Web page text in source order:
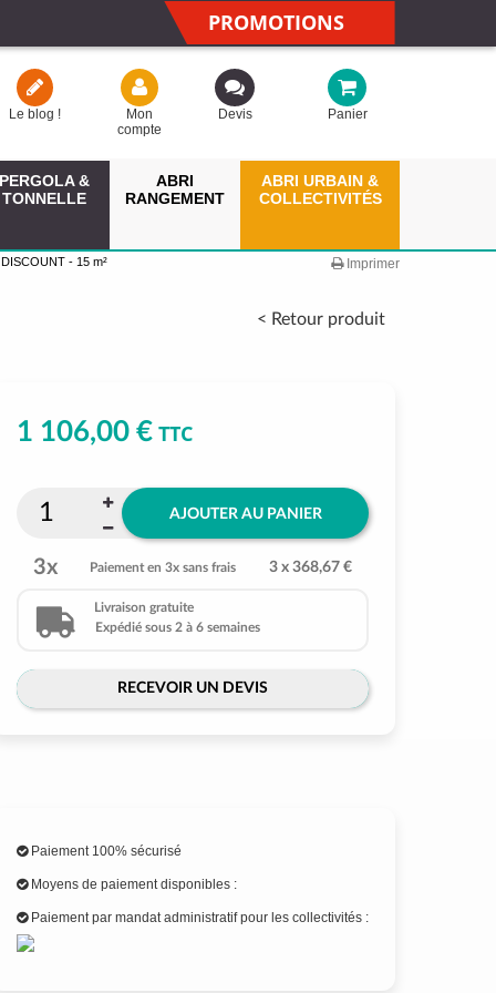
PROMOTIONS
Le blog !
Mon
compte
Devis Panier
PERGOLA &
TONNELLE
ABRI
RANGEMENT
ABRI URBAIN &
COLLECTIVITÉS
- 15 m² Imprimer
< Retour produit
1 106,00 €TTC
AJOUTER AU PANIER
3x Paiement en 3x sans frais 3 x 368,67 €
Livraison gratuite
Expédié sous 2 à 6 semaines
RECEVOIR UN DEVIS
Paiement 100% sécurisé
Moyens de paiement disponibles :
Paiement par mandat administratif pour les collectivités :